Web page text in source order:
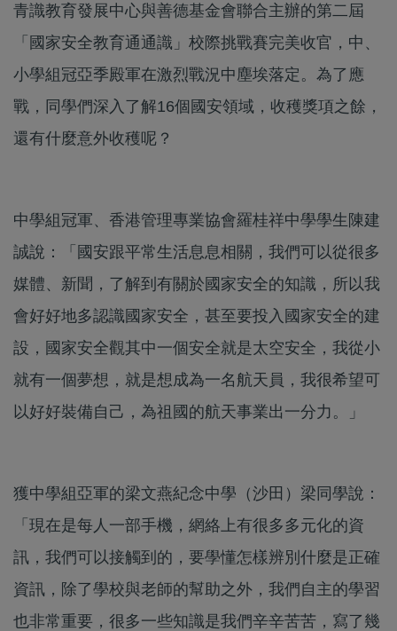
青識教育發展中心與善德基金會聯合主辦的第二屆
「國家安全教育通通識」校際挑戰賽完美收官，中、
小學組冠亞季殿軍在激烈戰況中塵埃落定。為了應
戰，同學們深入了解16個國安領域，收穫獎項之餘，
還有什麼意外收穫呢？
中學組冠軍、香港管理專業協會羅桂祥中學學生陳建
誠說：「國安跟平常生活息息相關，我們可以從很多
媒體、新聞，了解到有關於國家安全的知識，所以我
會好好地多認識國家安全，甚至要投入國家安全的建
設，國家安全觀其中一個安全就是太空安全，我從小
就有一個夢想，就是想成為一名航天員，我很希望可
以好好裝備自己，為祖國的航天事業出一分力。」
獲中學組亞軍的梁文燕紀念中學（沙田）梁同學說：
「現在是每人一部手機，網絡上有很多多元化的資
訊，我們可以接觸到的，要學懂怎樣辨別什麼是正確
資訊，除了學校與老師的幫助之外，我們自主的學習
也非常重要，很多一些知識是我們辛辛苦苦，寫了幾